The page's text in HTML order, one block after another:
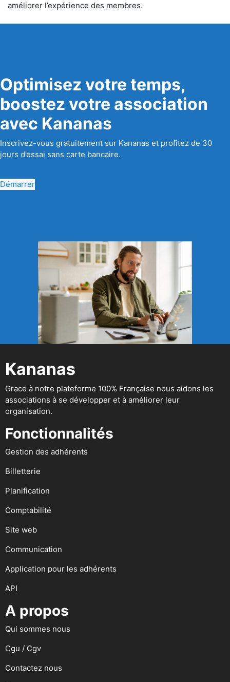
améliorer l’expérience des membres.
Optimisez votre temps,
boostez votre association
avec Kananas
Inscrivez-vous gratuitement sur Kananas et profitez de 30
jours d’essai sans carte bancaire.
Démarrer
Kananas
Grace à notre plateforme 100% Française nous aidons les
associations à se développer et à améliorer leur
organisation.
Fonctionnalités
Gestion des adhérents
Billetterie
Planification
Comptabilité
Site web
Communication
Application pour les adhérents
API
A propos
Qui sommes nous
Cgu / Cgv
Contactez nous